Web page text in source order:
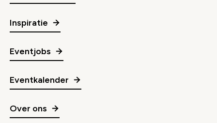
Inspiratie
Eventjobs
Eventkalender
Over ons